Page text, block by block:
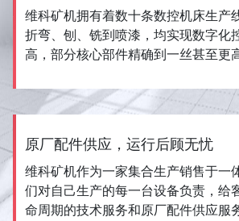
维科矿机拥有着数十条数控机床生产
折弯、刨、铣到喷漆，均实现数字化
高，部分核心部件精确到一丝甚至更
原厂配件供应，运行后顾无忧
维科矿机作为一家集合生产销售于一
们对自己生产的每一台设备负责，给
命周期的技术服务和原厂配件供应服